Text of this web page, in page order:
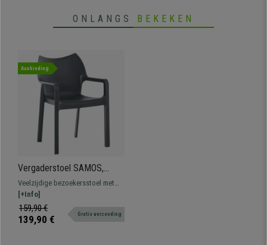
ONLANGS BEKEKEN
Aanbieding
Vergaderstoel SAMOS,
Modern Ontwerp,
Stapelbaar, Kleur
Donkergrijs
Veelzijdige bezoekersstoel met
een eigentijds design. Stapelbaar
en ideaal voor binnen en buiten.
[+Info]
159,90 €
139,90 € Gratis verzending